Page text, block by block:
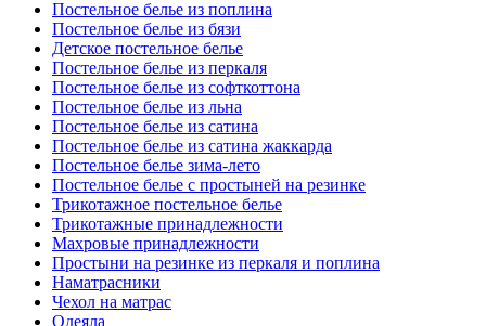
Постельное белье из поплина
Постельное белье из бязи
Детское постельное белье
Постельное белье из перкаля
Постельное белье из софткоттона
Постельное белье из льна
Постельное белье из сатина
Постельное белье из сатина жаккарда
Постельное белье зима-лето
Постельное белье с простыней на резинке
Трикотажное постельное белье
Трикотажные принадлежности
Махровые принадлежности
Простыни на резинке из перкаля и поплина
Наматрасники
Чехол на матрас
Одеяла